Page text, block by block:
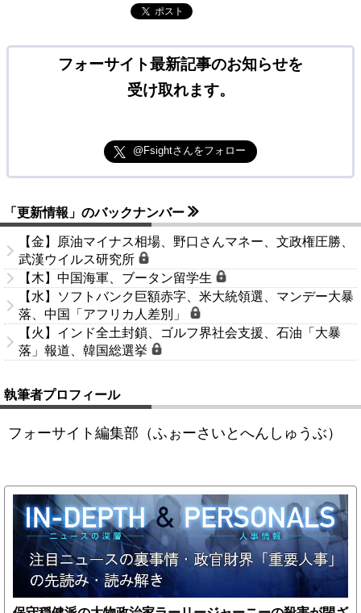
ポスト
フォーサイト最新記事のお知らせを
受け取れます。
@Fsightさんをフォロー
「更新情報」のバックナンバー
【金】原油マイナス相場、野口さんマネー、文政権圧勝、
武漢ウイルス研究所
【木】中国海軍、ブータン留学生
【水】ソフトバンク巨額赤字、米大統領選、マンデー大暴
落、中国「アフリカ人差別」
【火】インド全土封鎖、ゴルフ界社会支援、石油「大暴
落」報道、韓国総選挙
執筆者プロフィール
フォーサイト編集部（ふぉーさいとへんしゅうぶ）